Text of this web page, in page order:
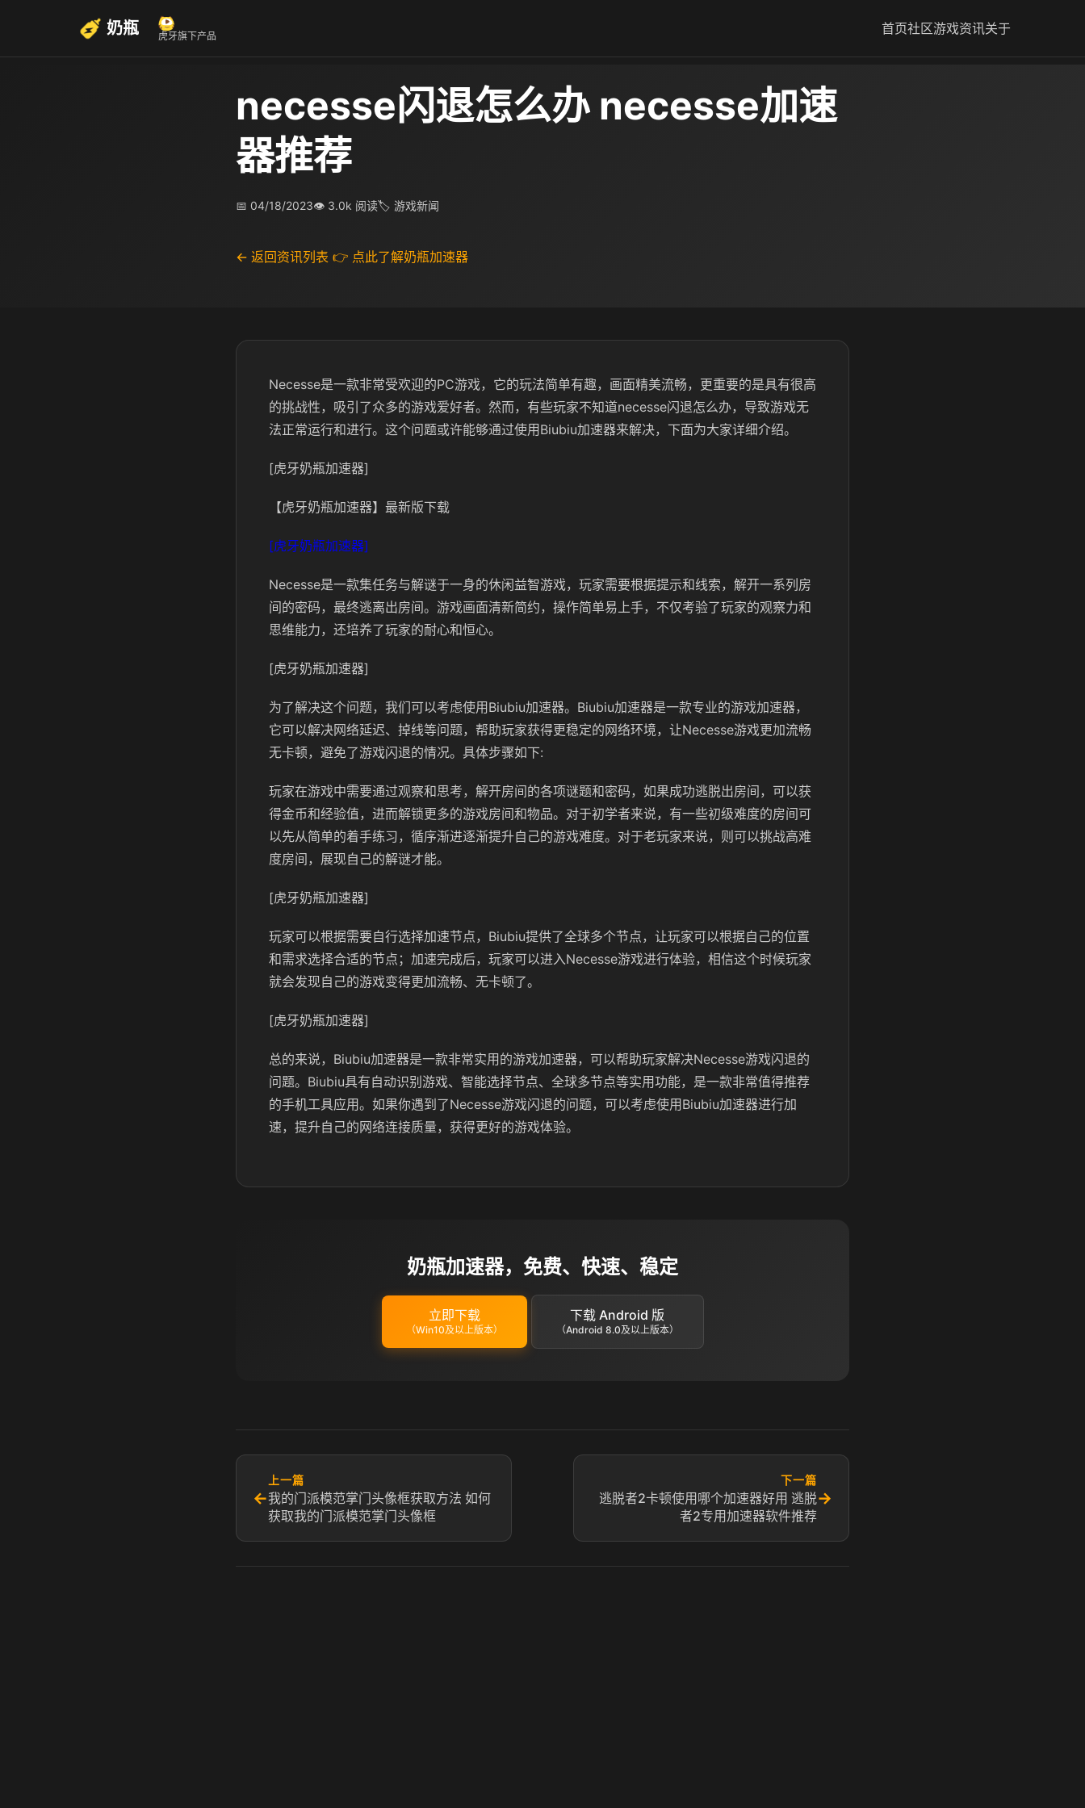
奶瓶 虎牙旗下产品 首页社区游戏资讯关于
necesse闪退怎么办 necesse加速
器推荐
📅 04/18/2023👁 3.0k 阅读🏷 游戏新闻
← 返回资讯列表 👉 点此了解奶瓶加速器
Necesse是一款非常受欢迎的PC游戏，它的玩法简单有趣，画面精美流畅，更重要的是具有很高
的挑战性，吸引了众多的游戏爱好者。然而，有些玩家不知道necesse闪退怎么办，导致游戏无
法正常运行和进行。这个问题或许能够通过使用Biubiu加速器来解决，下面为大家详细介绍。
[虎牙奶瓶加速器]
【虎牙奶瓶加速器】最新版下载
[虎牙奶瓶加速器]
Necesse是一款集任务与解谜于一身的休闲益智游戏，玩家需要根据提示和线索，解开一系列房
间的密码，最终逃离出房间。游戏画面清新简约，操作简单易上手，不仅考验了玩家的观察力和
思维能力，还培养了玩家的耐心和恒心。
[虎牙奶瓶加速器]
为了解决这个问题，我们可以考虑使用Biubiu加速器。Biubiu加速器是一款专业的游戏加速器，
它可以解决网络延迟、掉线等问题，帮助玩家获得更稳定的网络环境，让Necesse游戏更加流畅
无卡顿，避免了游戏闪退的情况。具体步骤如下:
玩家在游戏中需要通过观察和思考，解开房间的各项谜题和密码，如果成功逃脱出房间，可以获
得金币和经验值，进而解锁更多的游戏房间和物品。对于初学者来说，有一些初级难度的房间可
以先从简单的着手练习，循序渐进逐渐提升自己的游戏难度。对于老玩家来说，则可以挑战高难
度房间，展现自己的解谜才能。
[虎牙奶瓶加速器]
玩家可以根据需要自行选择加速节点，Biubiu提供了全球多个节点，让玩家可以根据自己的位置
和需求选择合适的节点；加速完成后，玩家可以进入Necesse游戏进行体验，相信这个时候玩家
就会发现自己的游戏变得更加流畅、无卡顿了。
[虎牙奶瓶加速器]
总的来说，Biubiu加速器是一款非常实用的游戏加速器，可以帮助玩家解决Necesse游戏闪退的
问题。Biubiu具有自动识别游戏、智能选择节点、全球多节点等实用功能，是一款非常值得推荐
的手机工具应用。如果你遇到了Necesse游戏闪退的问题，可以考虑使用Biubiu加速器进行加
速，提升自己的网络连接质量，获得更好的游戏体验。
奶瓶加速器，免费、快速、稳定
立即下载
（Win10及以上版本）
下载 Android 版
（Android 8.0及以上版本）
←
上一篇
我的门派模范掌门头像框获取方法 如何
获取我的门派模范掌门头像框
下一篇
逃脱者2卡顿使用哪个加速器好用 逃脱
者2专用加速器软件推荐
→